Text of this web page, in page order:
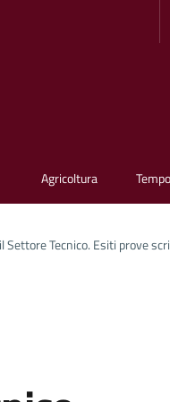
Agricoltura
Settore Tecnico. Esiti prove